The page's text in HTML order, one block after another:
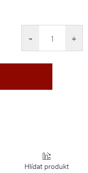
+
−
Hlídat